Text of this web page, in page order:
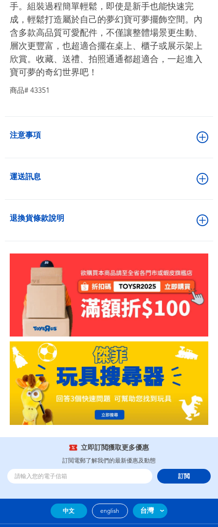
生活雜貨
手。組裝過程簡單輕鬆，即使是新手也能快速完
成，輕鬆打造屬於自己的夢幻寶可夢擺飾空間。內
含多款高品質可愛配件，不僅讓整體場景更生動、
層次更豐富，也超適合擺在桌上、櫃子或展示架上
欣賞。收藏、送禮、拍照通通都超適合，一起進入
寶可夢的奇幻世界吧！
商品# 43351
注意事項
運送訊息
退換貨條款說明
立即訂閲獲取更多優惠
訂閲電郵了解我們的最新優惠及動態
訂閲
中文 english 台灣